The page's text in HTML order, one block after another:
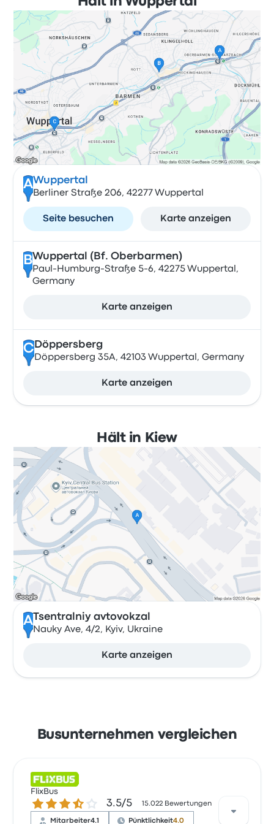
AWuppertal
Berliner Straße 206, 42277 Wuppertal
Seite besuchen Karte anzeigen
BWuppertal (Bf. Oberbarmen)
Paul-Humburg-Straße 5-6, 42275 Wuppertal,
Germany
Karte anzeigen
CDöppersberg
Döppersberg 35A, 42103 Wuppertal, Germany
Karte anzeigen
Hält in Kiew
A Tsentralniy avtovokzal
Nauky Ave, 4/2, Kyiv, Ukraine
Karte anzeigen
Busunternehmen vergleichen
FlixBus
3.5 von 5 Sternen3.5/5 15.022 Bewertungen
Mitarbeiter4.1 Pünktlichkeit4.0